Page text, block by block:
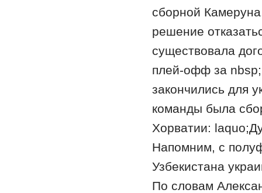
сборной
решение
существовала
плей-офф за
закончились для
команды была
Хорватии:
Напомним, с
Узбекистана
По словам